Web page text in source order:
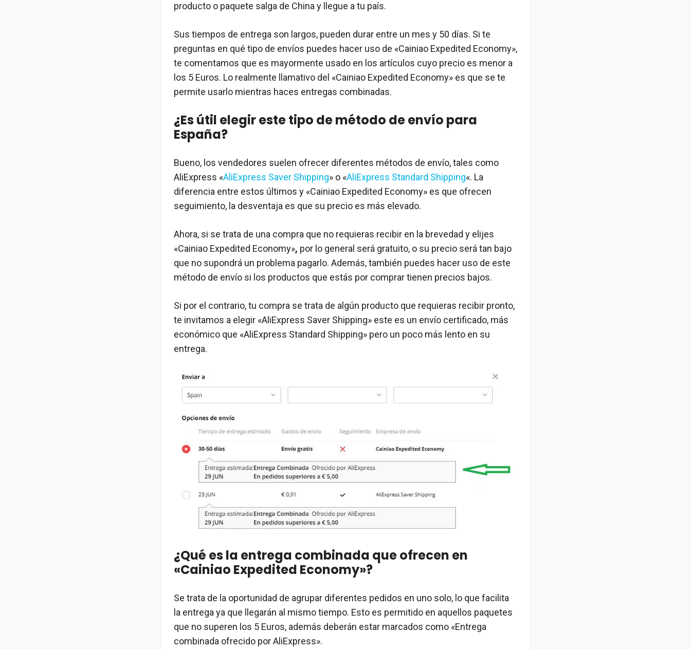
producto o paquete salga de China y llegue a tu país.
Sus tiempos de entrega son largos, pueden durar entre un mes y 50 días. Si te
preguntas en qué tipo de envíos puedes hacer uso de «Cainiao Expedited Economy»,
te comentamos que es mayormente usado en los artículos cuyo precio es menor a
los 5 Euros. Lo realmente llamativo del «Cainiao Expedited Economy» es que se te
permite usarlo mientras haces entregas combinadas.
¿Es útil elegir este tipo de método de envío para
España?
Bueno, los vendedores suelen ofrecer diferentes métodos de envío, tales como
AliExpress «AliExpress Saver Shipping» o «AliExpress Standard Shipping«. La
diferencia entre estos últimos y «Cainiao Expedited Economy» es que ofrecen
seguimiento, la desventaja es que su precio es más elevado.
Ahora, si se trata de una compra que no requieras recibir en la brevedad y elijes
«Cainiao Expedited Economy», por lo general será gratuito, o su precio será tan bajo
que no supondrá un problema pagarlo. Además, también puedes hacer uso de este
método de envío si los productos que estás por comprar tienen precios bajos.
Si por el contrario, tu compra se trata de algún producto que requieras recibir pronto,
te invitamos a elegir «AliExpress Saver Shipping» este es un envío certificado, más
económico que «AliExpress Standard Shipping» pero un poco más lento en su
entrega.
¿Qué es la entrega combinada que ofrecen en
«Cainiao Expedited Economy»?
Se trata de la oportunidad de agrupar diferentes pedidos en uno solo, lo que facilita
la entrega ya que llegarán al mismo tiempo. Esto es permitido en aquellos paquetes
que no superen los 5 Euros, además deberán estar marcados como «Entrega
combinada ofrecido por AliExpress».